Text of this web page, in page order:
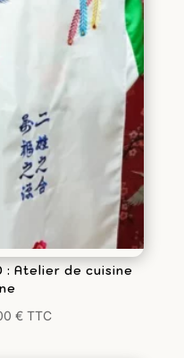
: Atelier de cuisine
€ TTC